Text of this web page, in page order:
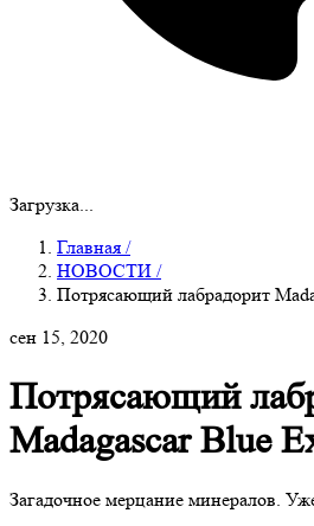
Загрузка...
Главная /
НОВОСТИ /
Потрясающий лабрадорит
сен 15, 2020
Потрясающий
Madagascar Blue
Загадочное мерцание минералов.